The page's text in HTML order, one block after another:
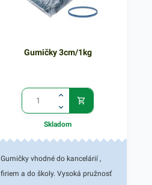
prevedení a rozmeroch 2,4 a 6 cm.
Gumičky 3cm/1kg
Skladom
Gumičky vhodné do kancelárií ,
firiem a do školy. Vysoká pružnosť